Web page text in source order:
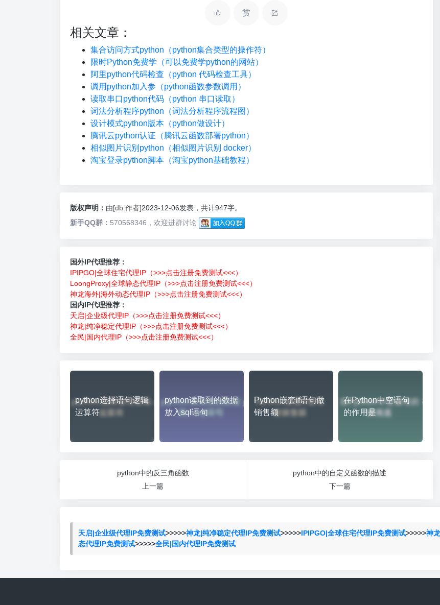
赏
相关文章：
集合访问方式python（python集合类型的操作符）
限时Python免费学（可以免费学python的网站）
阿里python代码检查（python 代码检查工具）
调用python加入参（python函数参数调用）
读取串口python代码（python 串口读取）
词法分析程序python（词法分析程序流程图）
设计模式python版本（python做设计）
腾讯云python认证（腾讯云函数部署python）
相似图片识别python（相似图片识别 docker）
淘宝登录python脚本（淘宝python基础教程）
版权声明： 由[db:作者]2023-12-06发表，共计947字。
新手QQ群： 570568346，欢迎进群讨论
国外IP代理推荐：
IPIPGO|全球住宅代理IP（>>>点击注册免费测试<<<）
LoongProxy|全球静态代理IP（>>>点击注册免费测试<<<）
神龙海外|海外动态代理IP（>>>点击注册免费测试<<<）
国内IP代理推荐：
天启|企业级代理IP（>>>点击注册免费测试<<<）
神龙|纯净稳定代理IP（>>>点击注册免费测试<<<）
全民|国内代理IP（>>>点击注册免费测试<<<）
python选择语句逻辑
运算符
python读取到的数据
放入sql语句
Python嵌套if语句做
销售额
在Python中空语句
的作用是
python中的反三角函数
上一篇
python中的自定义函数的描述
下一篇
天启|企业级代理IP免费测试>>>>>神龙|纯净稳定代理IP免费测试>>>>>IPIPGO|全球住宅代理IP免费测试>>>>>神
态代理IP免费测试>>>>>全民|国内代理IP免费测试